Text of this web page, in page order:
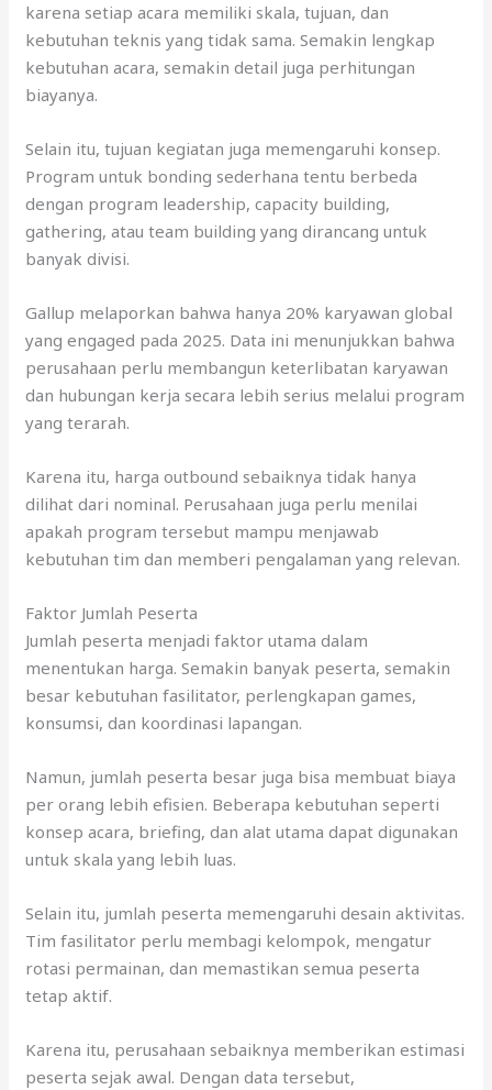
karena setiap acara memiliki skala, tujuan, dan
kebutuhan teknis yang tidak sama. Semakin lengkap
kebutuhan acara, semakin detail juga perhitungan
biayanya.
Selain itu, tujuan kegiatan juga memengaruhi konsep.
Program untuk bonding sederhana tentu berbeda
dengan program leadership, capacity building,
gathering, atau team building yang dirancang untuk
banyak divisi.
Gallup melaporkan bahwa hanya 20% karyawan global
yang engaged pada 2025. Data ini menunjukkan bahwa
perusahaan perlu membangun keterlibatan karyawan
dan hubungan kerja secara lebih serius melalui program
yang terarah.
Karena itu, harga outbound sebaiknya tidak hanya
dilihat dari nominal. Perusahaan juga perlu menilai
apakah program tersebut mampu menjawab
kebutuhan tim dan memberi pengalaman yang relevan.
Faktor Jumlah Peserta
Jumlah peserta menjadi faktor utama dalam
menentukan harga. Semakin banyak peserta, semakin
besar kebutuhan fasilitator, perlengkapan games,
konsumsi, dan koordinasi lapangan.
Namun, jumlah peserta besar juga bisa membuat biaya
per orang lebih efisien. Beberapa kebutuhan seperti
konsep acara, briefing, dan alat utama dapat digunakan
untuk skala yang lebih luas.
Selain itu, jumlah peserta memengaruhi desain aktivitas.
Tim fasilitator perlu membagi kelompok, mengatur
rotasi permainan, dan memastikan semua peserta
tetap aktif.
Karena itu, perusahaan sebaiknya memberikan estimasi
peserta sejak awal. Dengan data tersebut,